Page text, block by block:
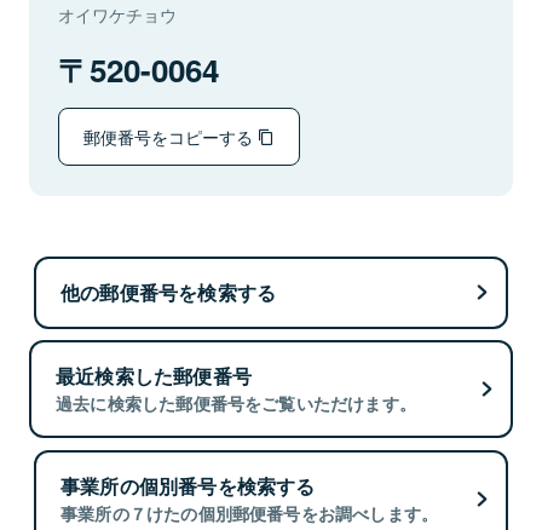
オイワケチョウ
520-0064
郵便番号をコピーする
他の郵便番号を検索する
最近検索した郵便番号
過去に検索した郵便番号をご覧いただけます。
事業所の個別番号を検索する
事業所の７けたの個別郵便番号をお調べします。